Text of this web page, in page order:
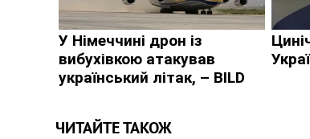
ЧИТАЙТЕ ТАКОЖ